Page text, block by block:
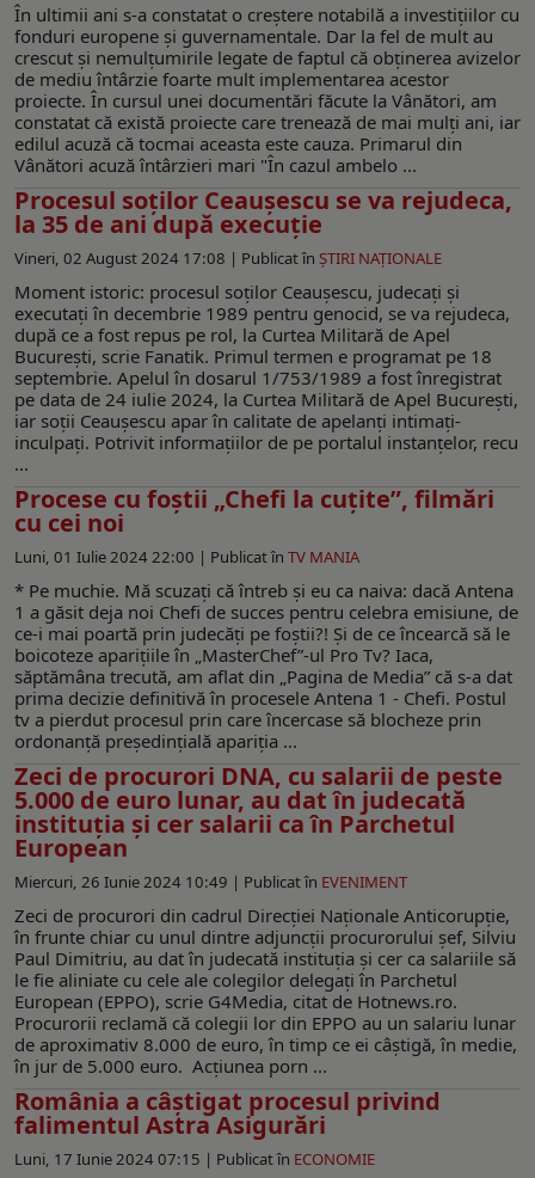
În ultimii ani s-a constatat o creștere notabilă a investițiilor cu
fonduri europene şi guvernamentale. Dar la fel de mult au
crescut şi nemulțumirile legate de faptul că obținerea avizelor
de mediu întârzie foarte mult implementarea acestor
proiecte. În cursul unei documentări făcute la Vânători, am
constatat că există proiecte care trenează de mai mulți ani, iar
edilul acuză că tocmai aceasta este cauza. Primarul din
Vânători acuză întârzieri mari "În cazul ambelo ...
Procesul soților Ceaușescu se va rejudeca,
la 35 de ani după execuţie
Vineri, 02 August 2024 17:08 | Publicat în ŞTIRI NAŢIONALE
Moment istoric: procesul soților Ceaușescu, judecați și
executați în decembrie 1989 pentru genocid, se va rejudeca,
după ce a fost repus pe rol, la Curtea Militară de Apel
București, scrie Fanatik. Primul termen e programat pe 18
septembrie. Apelul în dosarul 1/753/1989 a fost înregistrat
pe data de 24 iulie 2024, la Curtea Militară de Apel București,
iar soții Ceaușescu apar în calitate de apelanți intimați-
inculpați. Potrivit informațiilor de pe portalul instanțelor, recu
...
Procese cu foștii „Chefi la cuțite”, filmări
cu cei noi
Luni, 01 Iulie 2024 22:00 | Publicat în TV MANIA
* Pe muchie. Mă scuzați că întreb și eu ca naiva: dacă Antena
1 a găsit deja noi Chefi de succes pentru celebra emisiune, de
ce-i mai poartă prin judecăți pe foștii?! Și de ce încearcă să le
boicoteze aparițiile în „MasterChef”-ul Pro Tv? Iaca,
săptămâna trecută, am aflat din „Pagina de Media” că s-a dat
prima decizie definitivă în procesele Antena 1 - Chefi. Postul
tv a pierdut procesul prin care încercase să blocheze prin
ordonanță președințială apariția ...
Zeci de procurori DNA, cu salarii de peste
5.000 de euro lunar, au dat în judecată
instituția şi cer salarii ca în Parchetul
European
Miercuri, 26 Iunie 2024 10:49 | Publicat în EVENIMENT
Zeci de procurori din cadrul Direcției Naționale Anticorupție,
în frunte chiar cu unul dintre adjuncții procurorului şef, Silviu
Paul Dimitriu, au dat în judecată instituţia şi cer ca salariile să
le fie aliniate cu cele ale colegilor delegaţi în Parchetul
European (EPPO), scrie G4Media, citat de Hotnews.ro.
Procurorii reclamă că colegii lor din EPPO au un salariu lunar
de aproximativ 8.000 de euro, în timp ce ei câştigă, în medie,
în jur de 5.000 euro. Acţiunea porn ...
România a câștigat procesul privind
falimentul Astra Asigurări
Luni, 17 Iunie 2024 07:15 | Publicat în ECONOMIE